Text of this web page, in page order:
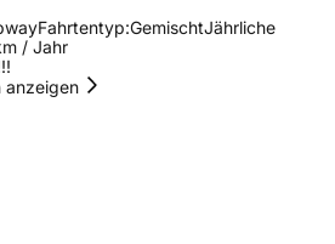
Fahrtentyp:GemischtJährliche
/ Jahr
anzeigen